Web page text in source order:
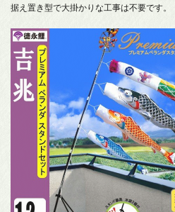
据え置き型で大掛かりな工事は不要です。